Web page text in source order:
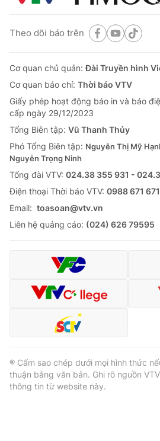
Theo dõi báo trên
Cơ quan chủ quản:Đài Truyền hình
Cơ quan báo chí: Thời báo VTV
Giấy phép hoạt động báo in và báo
cấp ngày 29/12/2023
Tổng Biên tập: Vũ Thanh Thủy
Phó Tổng Biên tập: Nguyễn Thị Mỹ
Nguyễn Trọng Ninh
Tổng đài VTV: 024.38 355 931 -
Ðiện thoại Thời báo VTV: 0988 671 671
Email: toasoan@vtv.vn
Liên hệ quảng cáo: (024) 626 79595
® Cấm sao chép dưới mọi hình thức
thuận bằng văn bản. Ghi rõ nguồn
thông tin từ website này.